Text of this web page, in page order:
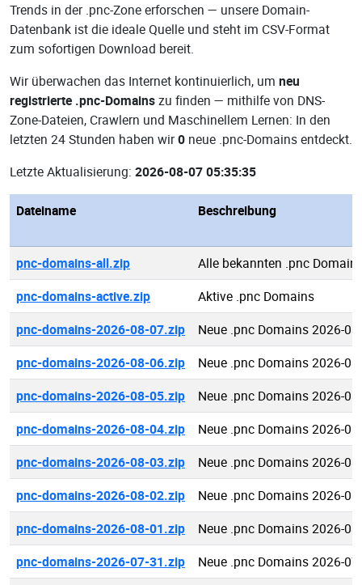
Trends in der .pnc-Zone erforschen — unsere Domain-
Datenbank ist die ideale Quelle und steht im CSV-Format
zum sofortigen Download bereit.
Wir überwachen das Internet kontinuierlich, um neu
registrierte .pnc-Domainszu finden — mithilfe von DNS-
Zone-Dateien, Crawlern und Maschinellem Lernen: In den
letzten 24 Stunden haben wir0 neue .pnc-Domains entdeckt.
Letzte Aktualisierung: 2026-08-07 05:35:35
Dateiname Beschreibung
pnc-domains-all.zip
Alle bekannten .pnc
pnc-domains-active.zip
Aktive .pnc Domains
pnc-domains-2026-08-07.zip
Neue .pnc Domains 2026-
pnc-domains-2026-08-06.zip
Neue .pnc Domains 2026-
pnc-domains-2026-08-05.zip
Neue .pnc Domains 2026-
pnc-domains-2026-08-04.zip
Neue .pnc Domains 2026-
pnc-domains-2026-08-03.zip
Neue .pnc Domains 2026-
pnc-domains-2026-08-02.zip
Neue .pnc Domains 2026-
pnc-domains-2026-08-01.zip
Neue .pnc Domains 2026-
pnc-domains-2026-07-31.zip
Neue .pnc Domains 2026-